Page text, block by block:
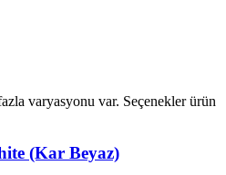
varyasyonu var. Seçenekler ürün
(Kar Beyaz)